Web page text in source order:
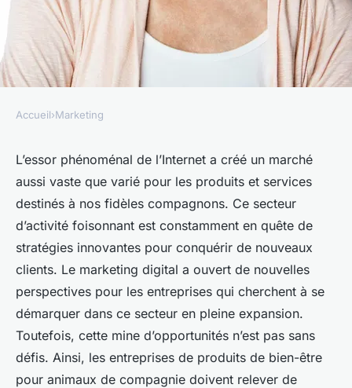
Quels sont les défis du
marketing digital pour les
entreprises de produits de
bien-être pour animaux de
compagnie ?
Accueil›Marketing
L’essor phénoménal de l’Internet a créé un marché
aussi vaste que varié pour les produits et services
destinés à nos fidèles compagnons. Ce secteur
d’activité foisonnant est constamment en quête de
stratégies innovantes pour conquérir de nouveaux
clients. Le marketing digital a ouvert de nouvelles
perspectives pour les entreprises qui cherchent à se
démarquer dans ce secteur en pleine expansion.
Toutefois, cette mine d’opportunités n’est pas sans
défis. Ainsi, les entreprises de produits de bien-être
pour animaux de compagnie doivent relever de